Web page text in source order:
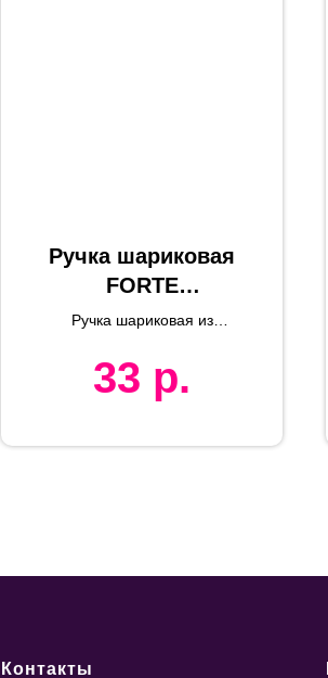
Ручка шариковая
FORTE
SAFETOUCH,
антибактериальн
ый пластик
Ручка шариковая из
пластика FORTE
SAFETOUCH
33 р.
Контакты